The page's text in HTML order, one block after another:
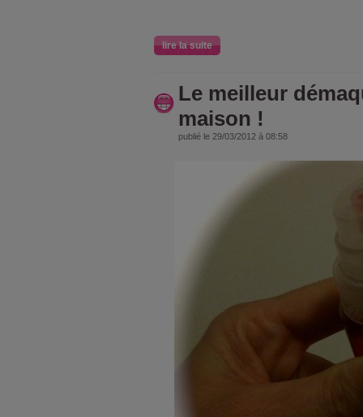
lire la suite
Le meilleur
maison !
publié le 29/03/2012 à 08:58